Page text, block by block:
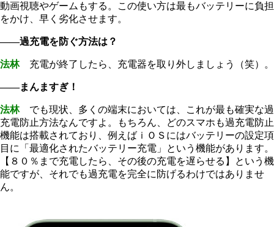
動画視聴やゲームもする。この使い方は最もバッテリーに負担
をかけ、早く劣化させます。
――過充電を防ぐ方法は？
法林充電が終了したら、充電器を取り外しましょう（笑）。
――まんますぎ！
法林でも現状、多くの端末においては、これが最も確実な過
充電防止方法なんですよ。もちろん、どのスマホも過充電防止
機能は搭載されており、例えばｉＯＳにはバッテリーの設定項
目に「最適化されたバッテリー充電」という機能があります。
【８０％まで充電したら、その後の充電を遅らせる】という機
能ですが、それでも過充電を完全に防げるわけではありませ
ん。